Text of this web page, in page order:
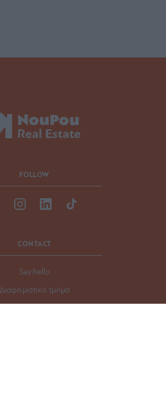
FOLLOW
CONTACT
Say hello
Διαφημιστικό τμήμα